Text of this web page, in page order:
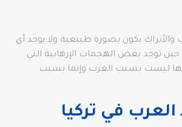
والأتراك يكون بصورة طبيعية ولا يوجد أي
حين توجد بعض الهجمات الإرهابية التي
ليست بسبب العرب وإنما بسبب
في تركيا